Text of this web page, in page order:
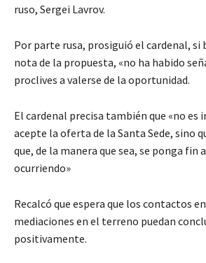
ruso, Sergei Lavrov.
Por parte rusa, prosiguió el cardenal, si
nota de la propuesta, «no ha habido
proclives a valerse de la oportunidad.
El cardenal precisa también que «no es
acepte la oferta de la Santa Sede, sino
que, de la manera que sea, se ponga fin
ocurriendo»
Recalcó que espera que los contactos
mediaciones en el terreno puedan
positivamente.